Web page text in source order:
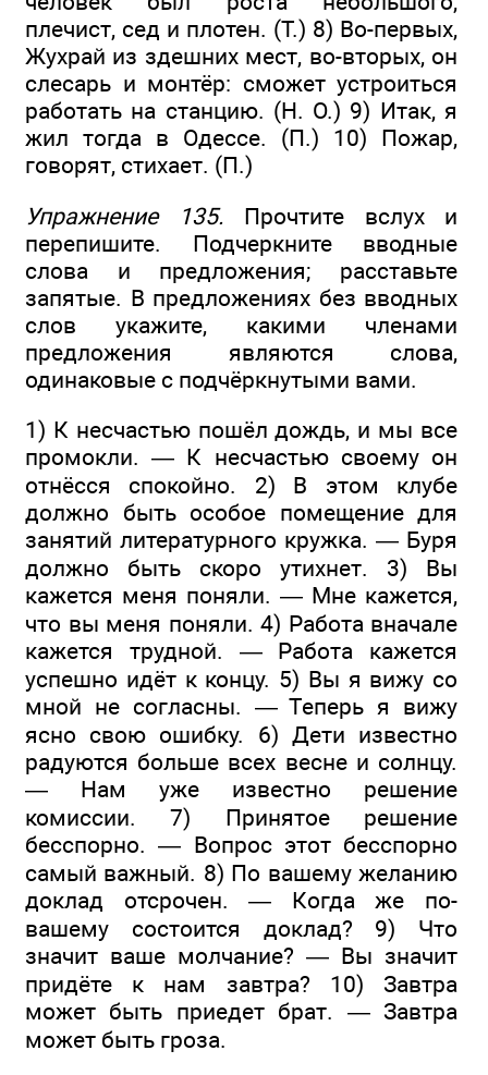
плечист, сед и плотен. (Т.) 8) Во-первых,
Жухрай из здешних мест, во-вторых, он
слесарь и монтёр: сможет устроиться
работать на станцию. (Н. О.) 9) Итак, я
жил тогда в Одессе. (П.) 10) Пожар,
говорят, стихает. (П.)
Упражнение 135. Прочтите вслух и
перепишите. Подчеркните вводные
слова и предложения; расставьте
запятые. В предложениях без вводных
слов укажите, какими членами
предложения являются слова,
одинаковые с подчёркнутыми вами.
1) К несчастью пошёл дождь, и мы все
промокли. — К несчастью своему он
отнёсся спокойно. 2) В этом клубе
должно быть особое помещение для
занятий литературного кружка. — Буря
должно быть скоро утихнет. 3) Вы
кажется меня поняли. — Мне кажется,
что вы меня поняли. 4) Работа вначале
кажется трудной. — Работа кажется
успешно идёт к концу. 5) Вы я вижу со
мной не согласны. — Теперь я вижу
ясно свою ошибку. 6) Дети известно
радуются больше всех весне и солнцу.
— Нам уже известно решение
комиссии. 7) Принятое решение
бесспорно. — Вопрос этот бесспорно
самый важный. 8) По вашему желанию
доклад отсрочен. — Когда же по-
вашему состоится доклад? 9) Что
значит ваше молчание? — Вы значит
придёте к нам завтра? 10) Завтра
может быть приедет брат. — Завтра
может быть гроза.